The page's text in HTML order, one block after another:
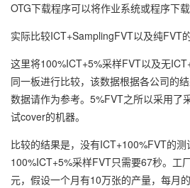
OTG下载程序可以将作业系统或程序下
实际比较ICT+SamplingFVT以及纯FVT
这里将100%ICT+5%采样FVT以及无
同一板进行比较，该数据根据各公司的
数据请作为参考。5%FVT之所以采用了
试cover的机器。
比较的结果是，没有ICT+100%FVT的测
100%ICT+5%采样FVT只需要67秒。工
元，假设一个月有10万张的产量，每月